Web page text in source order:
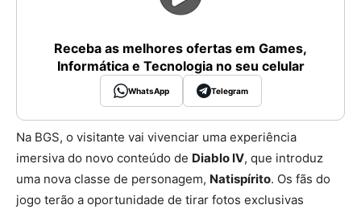
Receba as melhores ofertas em Games,
Informática e Tecnologia no seu celular
WhatsApp Telegram
Na BGS, o visitante vai vivenciar uma experiência
imersiva do novo conteúdo de Diablo IV, que introduz
uma nova classe de personagem, Natispírito. Os fãs do
jogo terão a oportunidade de tirar fotos exclusivas